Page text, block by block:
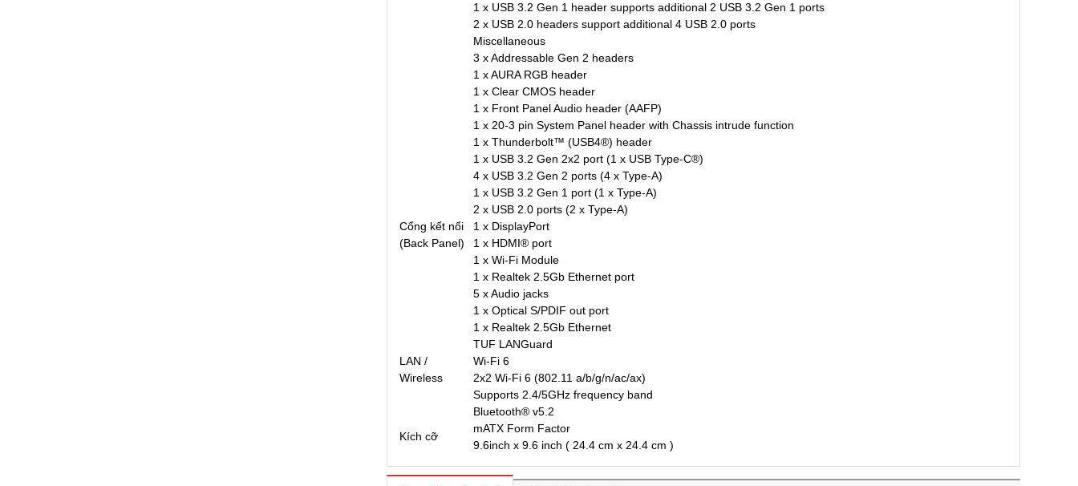
1 x USB 3.2 Gen 1 header supports additional 2 USB 3.2 Gen 1 ports
2 x USB 2.0 headers support additional 4 USB 2.0 ports
Miscellaneous
3 x Addressable Gen 2 headers
1 x AURA RGB header
1 x Clear CMOS header
1 x Front Panel Audio header (AAFP)
1 x 20-3 pin System Panel header with Chassis intrude function
1 x Thunderbolt™ (USB4®) header
Cổng kết nối
(Back Panel)
1 x USB 3.2 Gen 2x2 port (1 x USB Type-C®)
4 x USB 3.2 Gen 2 ports (4 x Type-A)
1 x USB 3.2 Gen 1 port (1 x Type-A)
2 x USB 2.0 ports (2 x Type-A)
1 x DisplayPort
1 x HDMI® port
1 x Wi-Fi Module
1 x Realtek 2.5Gb Ethernet port
5 x Audio jacks
1 x Optical S/PDIF out port
LAN /
Wireless
1 x Realtek 2.5Gb Ethernet
TUF LANGuard
Wi-Fi 6
2x2 Wi-Fi 6 (802.11 a/b/g/n/ac/ax)
Supports 2.4/5GHz frequency band
Bluetooth® v5.2
Kích cỡ
mATX Form Factor
9.6inch x 9.6 inch ( 24.4 cm x 24.4 cm )